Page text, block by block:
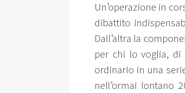
Un’operazione in
dibattito
Dall’altra la
per chi lo voglia, di
ordinario in una
nell’ormai lontano